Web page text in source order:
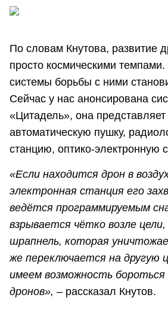
По словам Кнутова, развитие
просто космическими
системы борьбы с ними
Сейчас у нас анонсирована
«Цитадель», она представляет
автоматическую пушку,
станцию, оптико-электронную
«Если находится дрон в
электронная станция его
ведётся программируемым
взрывается чётко возле
шрапнель, которая
же переключается на другую
имеем возможность
дронов», – рассказал Кнутов.